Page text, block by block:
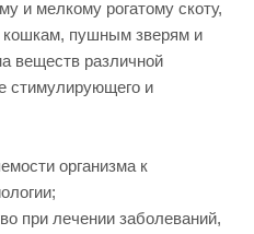
и мелкому рогатому скоту,
пушным зверям и
веществ различной
стимулирующего и
организма к
при лечении заболеваний,